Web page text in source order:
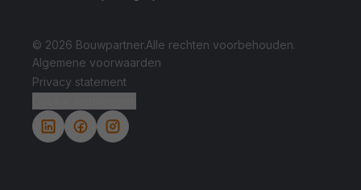
© 2026 Bouwpartner.Alle rechten voorbehouden.
Algemene voorwaarden
Privacy statement